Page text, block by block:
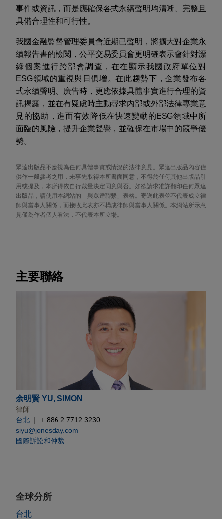
事件或資訊，而是應確保各式永續聲明均清晰、完整且
具備合理性和可行性。
我國金融監督管理委員會近期已聲明，將擴大對企業永
續報告書的檢閱，公平交易委員會更明確表示會針對漂
綠個案進行跨部會調查，在在顯示我國政府單位對
ESG領域的重視與日俱增。在此趨勢下，企業發布各
式永續聲明、廣告時，更應依據具體事實進行合理的資
訊揭露，並在有疑慮時主動尋求內部或外部法律專業意
見的協助，進而有效降低在快速變動的 ESG領域中所
面臨的風險，提升企業聲譽，並確保在市場中的競爭優
勢。
眾達出版品不應視為任何具體事實或情況的法律意見。眾達出版品內容僅
供作一般參考之用，未事先取得本所書面同意，不得於任何其他出版品引
用或提及，本所得依自行裁量決定同意與否。如欲請求准許翻印任何眾達
出版品，請使用本網站的「與眾達聯繫」表格。寄送此表並不代表成立律
師與當事人關係，而接收此表亦不構成律師與當事人關係。本網站所示意
見僅為作者個人看法，不代表本所立場。
主要聯絡
余明賢 YU, SIMON
律師
台北
+ 886.2.7712.3230
siyu@jonesday.com
國際訴訟和仲裁
全球分所
台北